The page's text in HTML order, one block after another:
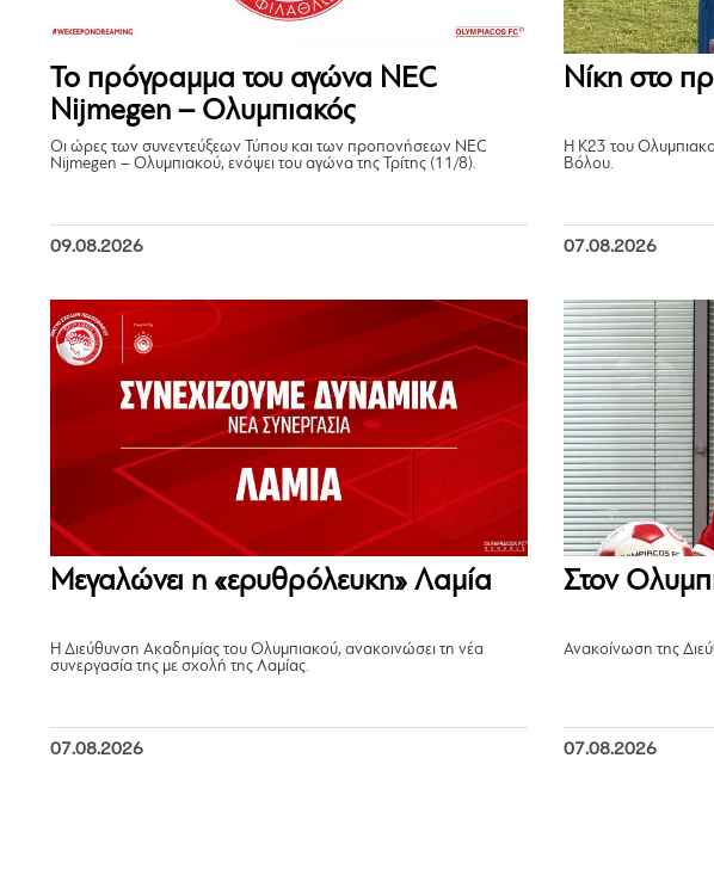
Το πρόγραμμα του αγώνα NEC
Nijmegen – Ολυμπιακός
Οι ώρες των συνεντεύξεων Τύπου και των προπονήσεων NEC
Nijmegen – Ολυμπιακού, ενόψει του αγώνα της Τρίτης (11/8).
09.08.2026
Νίκη στο
Η Κ23 του
Βόλου.
07.08.2026
Μεγαλώνει η «ερυθρόλευκη» Λαμία
Η Διεύθυνση Ακαδημίας του Ολυμπιακού, ανακοινώσει τη νέα
συνεργασία της με σχολή της Λαμίας.
07.08.2026
Στον
Ανακοίνωση της
07.08.2026